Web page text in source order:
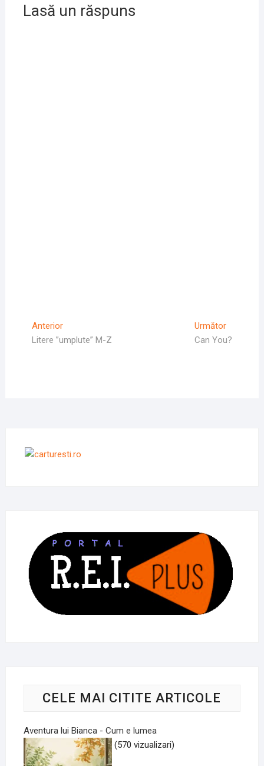
Lasă un răspuns
Navigare
în
AnteriorArticolul
Anterior
Litere ”umplute” M-Z
UrmătorArticolul
Următor:
Can You?
CELE MAI CITITE ARTICOLE
Aventura lui Bianca - Cum e lumea
(570 vizualizari)